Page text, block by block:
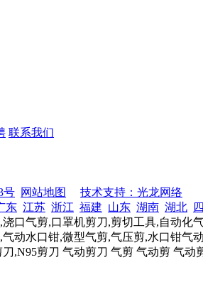
联系我们
号 网站地图
技术支持：光龙网络
东 江苏 浙江 福建 山东 湖南 湖北
口气剪,口罩机剪刀,剪切工具,自动
动水口钳,微型气剪,气压剪,水口钳
,N95剪刀 气动剪刀 气剪 气动剪 气动